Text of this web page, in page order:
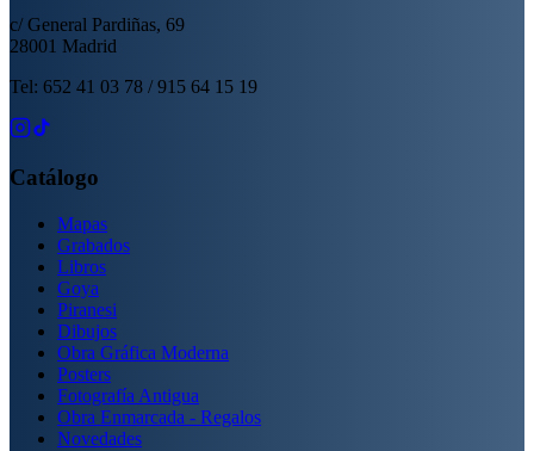
c/ General Pardiñas, 69
28001 Madrid
Tel: 652 41 03 78 / 915 64 15 19
Catálogo
Mapas
Grabados
Libros
Goya
Piranesi
Dibujos
Obra Gráfica Moderna
Posters
Fotografía Antigua
Obra Enmarcada - Regalos
Novedades